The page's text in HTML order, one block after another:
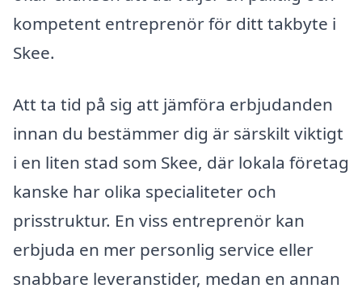
kompetent entreprenör för ditt takbyte i
Skee.
Att ta tid på sig att jämföra erbjudanden
innan du bestämmer dig är särskilt viktigt
i en liten stad som Skee, där lokala företag
kanske har olika specialiteter och
prisstruktur. En viss entreprenör kan
erbjuda en mer personlig service eller
snabbare leveranstider, medan en annan